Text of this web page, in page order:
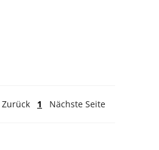
Zurück 1 Nächste Seite